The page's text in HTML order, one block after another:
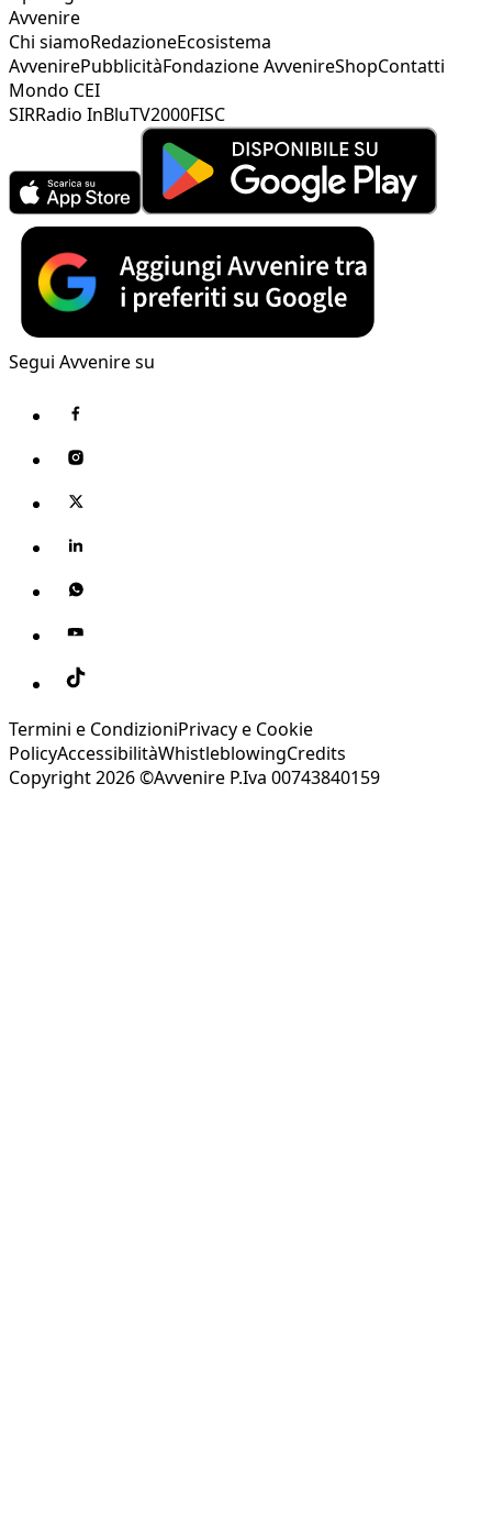
Avvenire
Chi siamoRedazioneEcosistema
AvvenirePubblicitàFondazione AvvenireShopContatti
Mondo CEI
SIRRadio InBluTV2000FISC
Segui Avvenire su
Termini e CondizioniPrivacy e Cookie
PolicyAccessibilitàWhistleblowingCredits
Copyright 2026 ©Avvenire P.Iva 00743840159